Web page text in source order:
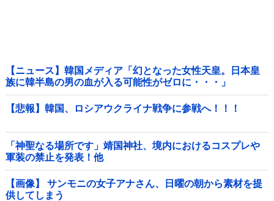
【ニュース】韓国メディア「幻となった女性天皇。日本皇
族に韓半島の男の血が入る可能性がゼロに・・・」
【悲報】韓国、ロシアウクライナ戦争に参戦へ！！！
「神聖なる場所です」靖国神社、境内におけるコスプレや
軍装の禁止を発表！他
【画像】 サンモニの女子アナさん、日曜の朝から素材を提
供してしまう